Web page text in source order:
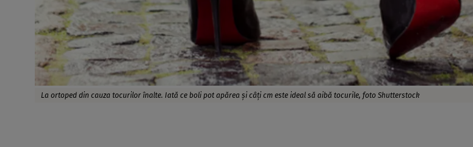
La ortoped din cauza tocurilor înalte. Iată ce boli pot apărea şi câţi cm este ideal să aibă tocurile, foto Shutterstock